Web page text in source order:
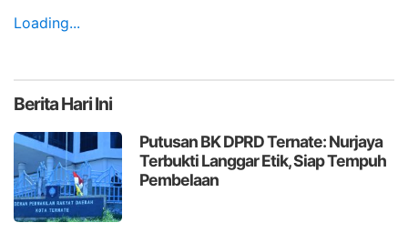
Loading...
BeritaHari Ini
Putusan BK DPRD Ternate: Nurjaya
Terbukti Langgar Etik, Siap Tempuh
Pembelaan